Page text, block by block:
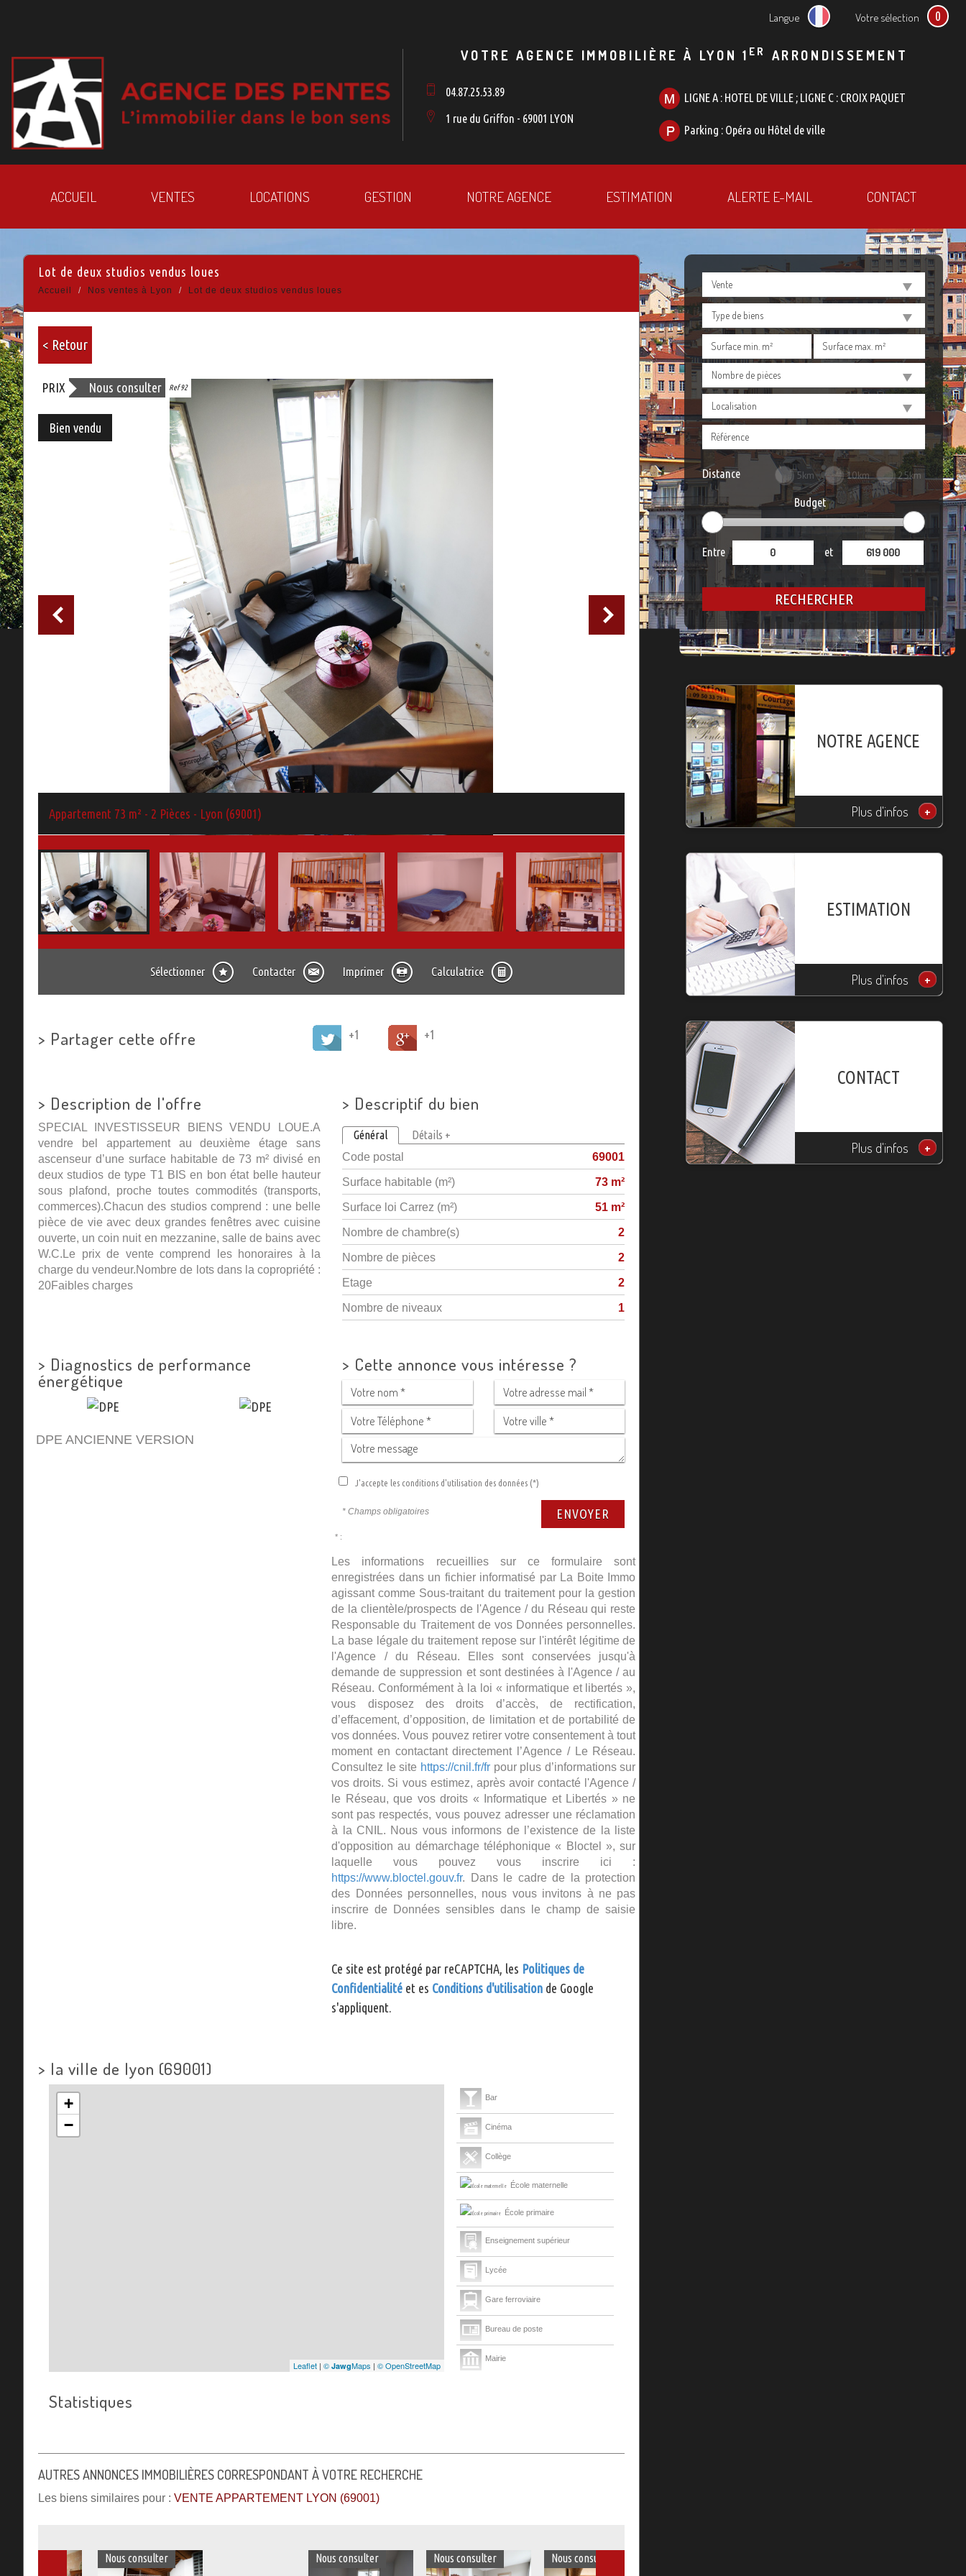
Langue Votre sélection 0
VOTRE AGENCE IMMOBILIÈRE À LYON 1 ER ARRONDISSEMENT
04.87.25.53.89
1 rue du Griffon - 69001 LYON
LIGNE A : HOTEL DE VILLE ; LIGNE C : CROIX PAQUET
Parking : Opéra ou Hôtel de ville
ACCUEIL VENTES LOCATIONS GESTION NOTRE AGENCE ESTIMATION ALERTE E-MAIL CONTACT
Vente
Type de biens
Nombre de pièces
Localisation
Distance 5km 10km 25km
Budget
Entre et
RECHERCHER
lot de deux studios vendus loues
Accueil Nos ventes à Lyon Lot de deux studios vendus loues
< Retour
Appartement 73 m² - 2 Pièces - Lyon (69001)
PRIX Nous consulter Ref 92
Bien vendu
Sélectionner Contacter Imprimer Calculatrice
> Partager cette offre +1 +1
> Description de l'offre
SPECIAL INVESTISSEUR BIENS VENDU LOUE.A
vendre bel appartement au deuxième étage sans
ascenseur d’une surface habitable de 73 m² divisé en
deux studios de type T1 BIS en bon état belle hauteur
sous plafond, proche toutes commodités (transports,
commerces).Chacun des studios comprend : une belle
pièce de vie avec deux grandes fenêtres avec cuisine
ouverte, un coin nuit en mezzanine, salle de bains avec
W.C.Le prix de vente comprend les honoraires à la
charge du vendeur.Nombre de lots dans la copropriété :
20Faibles charges
> Descriptif du bien
Général
Détails +
Code postal
69001
Surface habitable (m²)
73 m²
Surface loi Carrez (m²)
51 m²
Nombre de chambre(s)
2
Nombre de pièces
2
Etage
2
Nombre de niveaux
1
> Diagnostics de performance
énergétique
DPE ANCIENNE VERSION
> Cette annonce vous intéresse ?
J'accepte les conditions d'utilisation des données (*)
* Champs obligatoires ENVOYER
* :
Les informations recueillies sur ce formulaire sont
enregistrées dans un fichier informatisé par La Boite Immo
agissant comme Sous-traitant du traitement pour la gestion
de la clientèle/prospects de l'Agence / du Réseau qui reste
Responsable du Traitement de vos Données personnelles.
La base légale du traitement repose sur l'intérêt légitime de
l'Agence / du Réseau. Elles sont conservées jusqu'à
demande de suppression et sont destinées à l'Agence / au
Réseau. Conformément à la loi « informatique et libertés »,
vous disposez des droits d’accès, de rectification,
d’effacement, d’opposition, de limitation et de portabilité de
vos données. Vous pouvez retirer votre consentement à tout
moment en contactant directement l’Agence / Le Réseau.
Consultez le site https://cnil.fr/frpour plus d’informations sur
vos droits. Si vous estimez, après avoir contacté l'Agence /
le Réseau, que vos droits « Informatique et Libertés » ne
sont pas respectés, vous pouvez adresser une réclamation
à la CNIL. Nous vous informons de l’existence de la liste
d'opposition au démarchage téléphonique « Bloctel », sur
laquelle vous pouvez vous inscrire ici :
https://www.bloctel.gouv.fr. Dans le cadre de la protection
des Données personnelles, nous vous invitons à ne pas
inscrire de Données sensibles dans le champ de saisie
libre.
Ce site est protégé par reCAPTCHA, les Politiques de
Confidentialité et es Conditions d'utilisation de Google
s'appliquent.
> la ville de lyon (69001)
+
−
Leaflet |©JawgMaps |© OpenStreetMap
Bar
Cinéma
Collège
École maternelle
École primaire
Enseignement supérieur
Lycée
Gare ferroviaire
Bureau de poste
Mairie
Statistiques
AUTRES ANNONCES IMMOBILIÈRES CORRESPONDANT À VOTRE RECHERCHE
Les biens similaires pour : VENTE APPARTEMENT LYON (69001)
Nous consulter Nous consulter Nous consulter
NOTRE AGENCE
Plus d'infos +
ESTIMATION
Plus d'infos +
CONTACT
Plus d'infos +